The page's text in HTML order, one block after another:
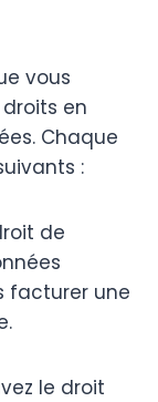
vous
en
Chaque
:
de
facturer une
le droit